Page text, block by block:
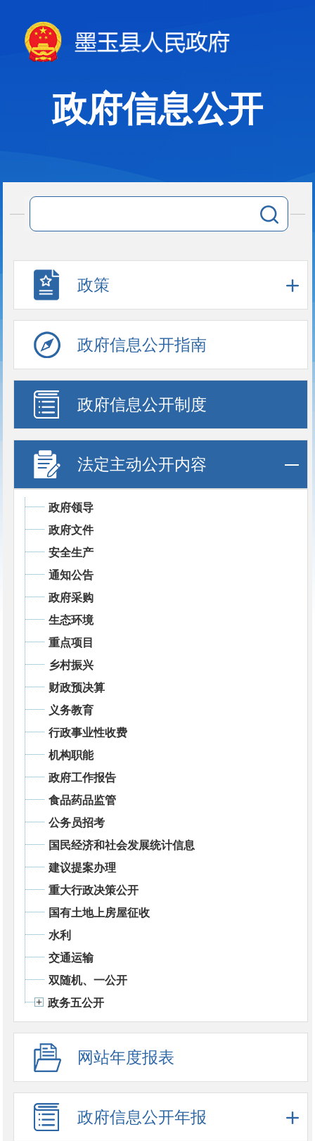
政府信息公开
政策
政府信息公开指南
政府信息公开制度
法定主动公开内容
政府领导
政府文件
安全生产
通知公告
政府采购
生态环境
重点项目
乡村振兴
财政预决算
义务教育
行政事业性收费
机构职能
政府工作报告
食品药品监管
公务员招考
国民经济和社会发展统计信息
建议提案办理
重大行政决策公开
国有土地上房屋征收
水利
交通运输
双随机、一公开
政务五公开
网站年度报表
政府信息公开年报